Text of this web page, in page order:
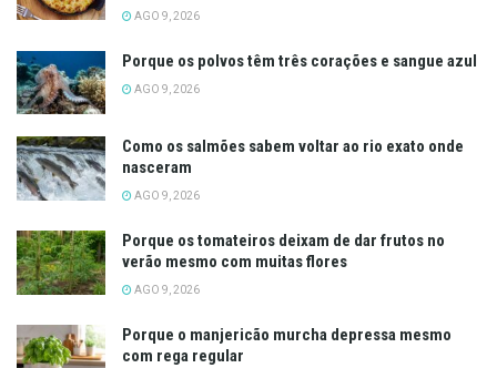
AGO 9, 2026
Porque os polvos têm três corações e sangue azul
AGO 9, 2026
Como os salmões sabem voltar ao rio exato onde
nasceram
AGO 9, 2026
Porque os tomateiros deixam de dar frutos no
verão mesmo com muitas flores
AGO 9, 2026
Porque o manjericão murcha depressa mesmo
com rega regular